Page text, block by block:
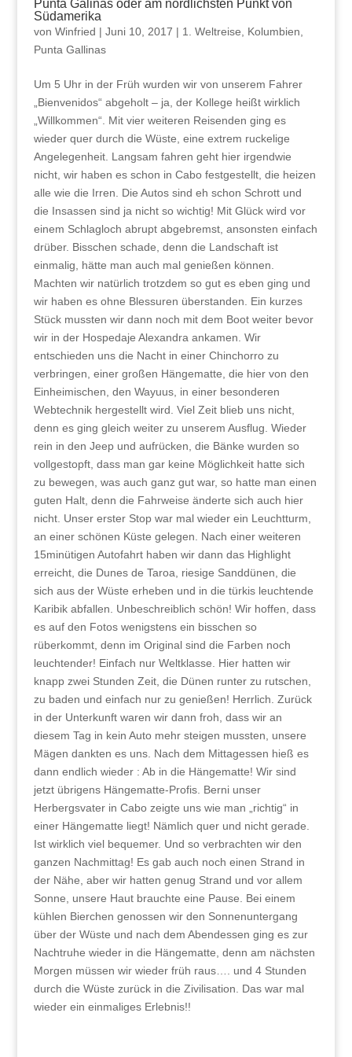
Punta Galinas oder am nördlichsten Punkt von
Südamerika
von Winfried | Juni 10, 2017 | 1. Weltreise Kolumbien
Punta Gallinas
Um 5 Uhr in der Früh wurden wir von unserem Fahrer
„Bienvenidos“ abgeholt – ja, der Kollege heißt wirklich
„Willkommen“. Mit vier weiteren Reisenden ging es
wieder quer durch die Wüste, eine extrem ruckelige
Angelegenheit. Langsam fahren geht hier irgendwie
nicht, wir haben es schon in Cabo festgestellt, die heizen
alle wie die Irren. Die Autos sind eh schon Schrott und
die Insassen sind ja nicht so wichtig! Mit Glück wird vor
einem Schlagloch abrupt abgebremst, ansonsten einfach
drüber. Bisschen schade, denn die Landschaft ist
einmalig, hätte man auch mal genießen können.
Machten wir natürlich trotzdem so gut es eben ging und
wir haben es ohne Blessuren überstanden. Ein kurzes
Stück mussten wir dann noch mit dem Boot weiter bevor
wir in der Hospedaje Alexandra ankamen. Wir
entschieden uns die Nacht in einer Chinchorro zu
verbringen, einer großen Hängematte, die hier von den
Einheimischen, den Wayuus, in einer besonderen
Webtechnik hergestellt wird. Viel Zeit blieb uns nicht,
denn es ging gleich weiter zu unserem Ausflug. Wieder
rein in den Jeep und aufrücken, die Bänke wurden so
vollgestopft, dass man gar keine Möglichkeit hatte sich
zu bewegen, was auch ganz gut war, so hatte man einen
guten Halt, denn die Fahrweise änderte sich auch hier
nicht. Unser erster Stop war mal wieder ein Leuchtturm,
an einer schönen Küste gelegen. Nach einer weiteren
15minütigen Autofahrt haben wir dann das Highlight
erreicht, die Dunes de Taroa, riesige Sanddünen, die
sich aus der Wüste erheben und in die türkis leuchtende
Karibik abfallen. Unbeschreiblich schön! Wir hoffen, dass
es auf den Fotos wenigstens ein bisschen so
rüberkommt, denn im Original sind die Farben noch
leuchtender! Einfach nur Weltklasse. Hier hatten wir
knapp zwei Stunden Zeit, die Dünen runter zu rutschen,
zu baden und einfach nur zu genießen! Herrlich. Zurück
in der Unterkunft waren wir dann froh, dass wir an
diesem Tag in kein Auto mehr steigen mussten, unsere
Mägen dankten es uns. Nach dem Mittagessen hieß es
dann endlich wieder : Ab in die Hängematte! Wir sind
jetzt übrigens Hängematte-Profis. Berni unser
Herbergsvater in Cabo zeigte uns wie man „richtig“ in
einer Hängematte liegt! Nämlich quer und nicht gerade.
Ist wirklich viel bequemer. Und so verbrachten wir den
ganzen Nachmittag! Es gab auch noch einen Strand in
der Nähe, aber wir hatten genug Strand und vor allem
Sonne, unsere Haut brauchte eine Pause. Bei einem
kühlen Bierchen genossen wir den Sonnenuntergang
über der Wüste und nach dem Abendessen ging es zur
Nachtruhe wieder in die Hängematte, denn am nächsten
Morgen müssen wir wieder früh raus…. und 4 Stunden
durch die Wüste zurück in die Zivilisation. Das war mal
wieder ein einmaliges Erlebnis!!